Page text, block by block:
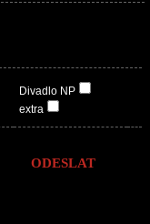
Divadlo NP
extra